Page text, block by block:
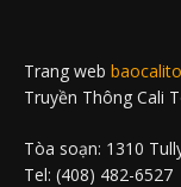
Trang web
Truyền Thông Cali
Tòa soạn: 1310
Tel: (408) 482-6527